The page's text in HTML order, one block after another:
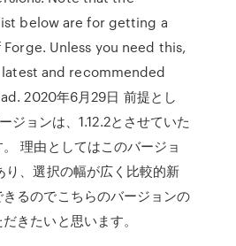
below are for getting a
Unless you need this,
and recommended
2020年6月29日 前提とし
ョンは、1.12.2とさせていた
理由としてはこのバージョ
、選択の幅が広く比較的新
るのでこちらのバージョンの
きたいと思います。